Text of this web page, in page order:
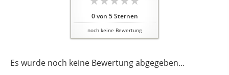
0von 5Sternen
noch keine Bewertung
Es wurde noch keine Bewertung abgegeben...